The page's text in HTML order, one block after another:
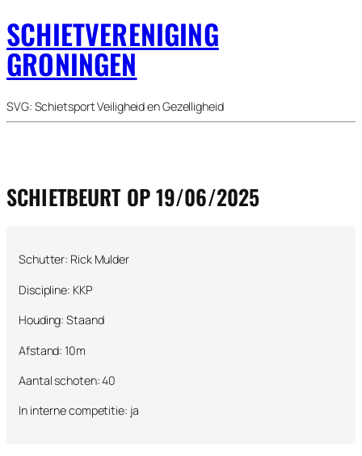
SCHIETVERENIGING
GRONINGEN
SVG: Schietsport Veiligheid en Gezelligheid
SCHIETBEURT OP 19/06/2025
Schutter: Rick Mulder
Discipline: KKP
Houding: Staand
Afstand: 10m
Aantal schoten: 40
In interne competitie: ja